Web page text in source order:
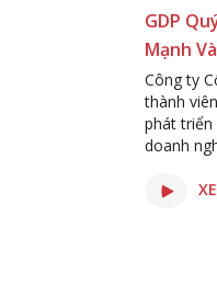
GDP
Mạnh
Công ty
thành
phát
doanh